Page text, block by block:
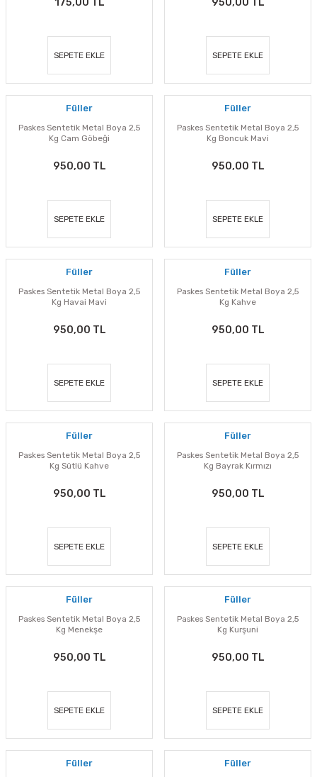
175,00 TL
SEPETE EKLE
950,00 TL
SEPETE EKLE
Füller
Paskes Sentetik Metal Boya 2,5
Kg Cam Göbeği
950,00 TL
SEPETE EKLE
Füller
Paskes Sentetik Metal Boya 2,5
Kg Boncuk Mavi
950,00 TL
SEPETE EKLE
Füller
Paskes Sentetik Metal Boya 2,5
Kg Havai Mavi
950,00 TL
SEPETE EKLE
Füller
Paskes Sentetik Metal Boya 2,5
Kg Kahve
950,00 TL
SEPETE EKLE
Füller
Paskes Sentetik Metal Boya 2,5
Kg Sütlü Kahve
950,00 TL
SEPETE EKLE
Füller
Paskes Sentetik Metal Boya 2,5
Kg Bayrak Kırmızı
950,00 TL
SEPETE EKLE
Füller
Paskes Sentetik Metal Boya 2,5
Kg Menekşe
950,00 TL
SEPETE EKLE
Füller
Paskes Sentetik Metal Boya 2,5
Kg Kurşuni
950,00 TL
SEPETE EKLE
Füller Füller